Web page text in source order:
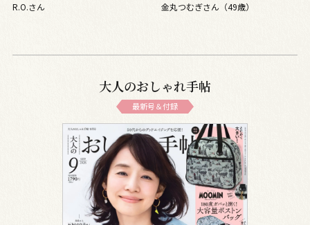
R.O.さん
金丸つむぎさん（49歳）
大人のおしゃれ手帖
最新号＆付録